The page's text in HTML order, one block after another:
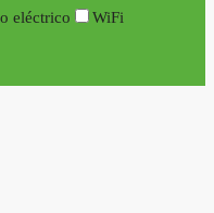
eléctrico WiFi